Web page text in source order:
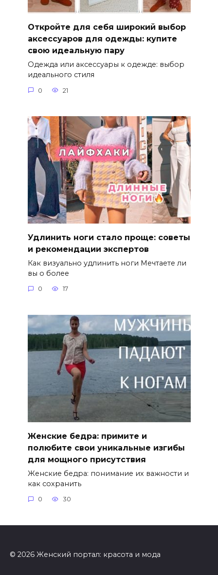
Откройте для себя широкий выбор
аксессуаров для одежды: купите
свою идеальную пару
Одежда или аксессуары к одежде: выбор
идеального стиля
0 21
Удлинить ноги стало проще: советы
и рекомендации экспертов
Как визуально удлинить ноги Мечтаете ли
вы о более
0 17
Женские бедра: примите и
полюбите свои уникальные изгибы
для мощного присутствия
Женские бедра: понимание их важности и
как сохранить
0 30
© 2026 Женский портал: красота и мода